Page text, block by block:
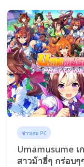
ข่าวเกม PC
Umamusume เ
สาวม้าฮี่ๆ กร่อบๆ